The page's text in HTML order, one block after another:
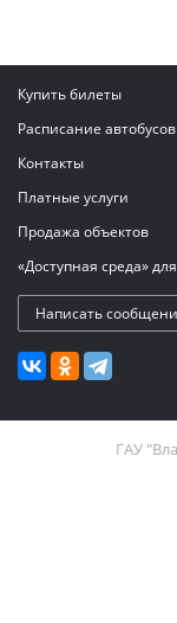
Купить билеты
Расписание автобусов
Контакты
Платные услуги
Продажа объектов
«Доступная среда»
Написать
ГАУ